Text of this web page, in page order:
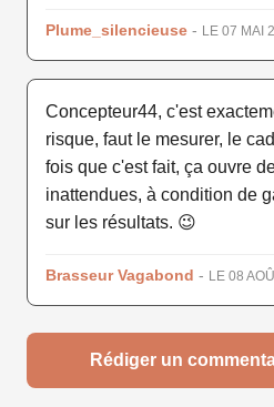
Plume_silencieuse - LE 07 MAI
Concepteur44, c'est
risque, faut le mesurer, le
fois que c'est fait, ça ouvre
inattendues, à condition de
sur les résultats. 😉
Brasseur Vagabond - LE 08
Rédiger un